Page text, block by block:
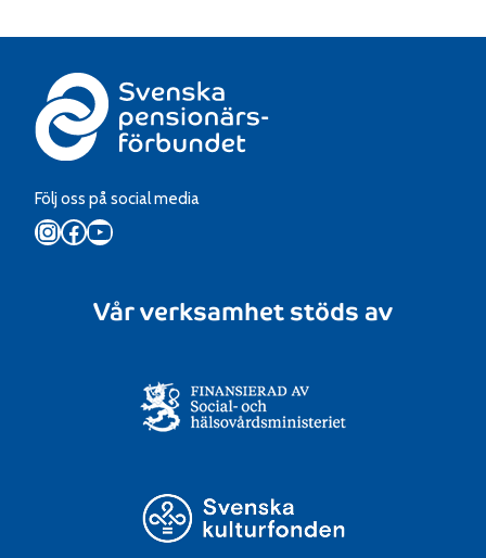
Följ oss på social media
Instagram
Facebook
YouTube
Vår verksamhet stöds av